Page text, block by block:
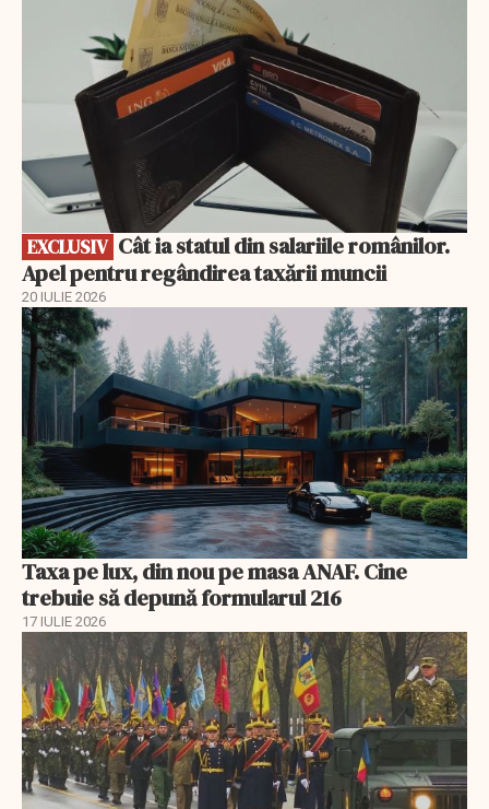
EXCLUSIV
Apel pentru regândirea taxării muncii
20 IULIE 2026
Taxa pe lux, din nou pe masa ANAF. Cine
trebuie să depună formularul 216
17 IULIE 2026